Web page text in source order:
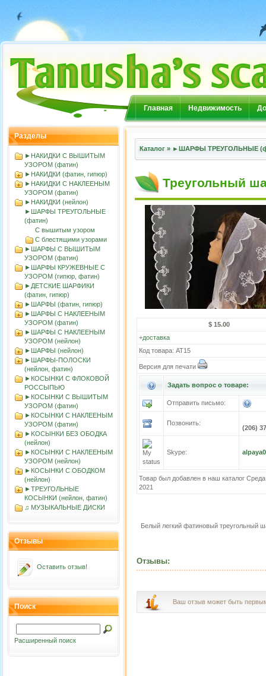
Главная Недвижимость
Разделы
►НАКИДКИ С ВЫШИТЫМ
УЗОРОМ (фатин)
►НАКИДКИ (фатин, гипюр)
►НАКИДКИ С НАКЛЕЕНЫМ
УЗОРОМ (фатин)
►НАКИДКИ (нейлон)
►ШАРФЫ ТРЕУГОЛЬНЫЕ
(фатин)
С вышитым узором
С блестящими узорами
►ШАРФЫ С ВЫШИТЫМ
УЗОРОМ (фатин)
►ШАРФЫ КРУЖЕВНЫЕ С
УЗОРОМ (гипюр, фатин)
►ДЕТСКИЕ ШАРФИКИ
(фатин, гипюр)
►ШАРФЫ (фатин, гипюр)
►ШАРФЫ С НАКЛЕЕНЫМ
УЗОРОМ (фатин)
►ШАРФЫ С НАКЛЕЕНЫМ
УЗОРОМ (нейлон)
►ШАРФЫ (нейлон)
►ШАРФЫ-ПОЛОСКИ
(нейлон, фатин)
►КОСЫНКИ С ФЛОКОВОЙ
РОССЫПЬЮ
►КОСЫНКИ С ВЫШИТЫМ
УЗОРОМ (фатин)
►КОСЫНКИ С НАКЛЕЕНЫМ
УЗОРОМ (фатин)
►KOСЫНКИ БЕЗ ОБОДКА
(нейлон)
►КОСЫНКИ С НАКЛЕЕНЫМ
УЗОРОМ (нейлон)
►КОСЫНКИ С ОБОДКОМ
(нейлон)
►ТРЕУГОЛЬНЫЕ
КОСЫНКИ (нейлон, фатин)
♫ МУЗЫКАЛЬНЫЕ ДИСКИ
Отзывы
Оставить отзыв!
Поиск
Расширенный поиск
Каталог » ►ШАРФЫ ТРЕУГОЛЬНЫЕ
Треугольный
$ 15.00
+доставка
Код товара: АТ15
Версия для печати
Задать вопрос о товаре:
Отправить письмо:
Позвонить:
(206)
Skype:
Товар был добавлен в наш каталог
2021
Белый легкий фатиновый
Отзывы:
Ваш отзыв может быть